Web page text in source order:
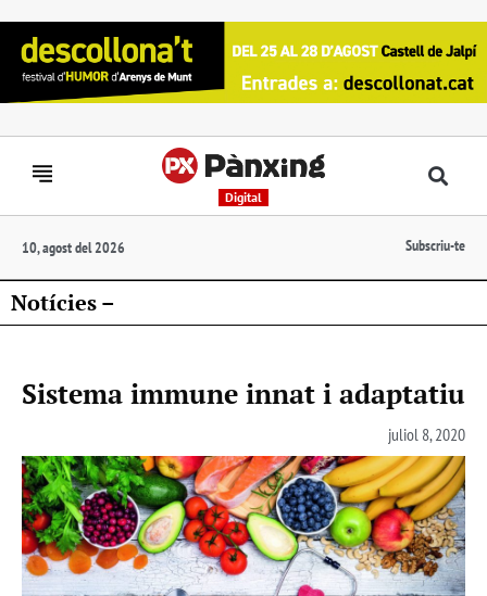
Digital
10, agost del 2026 Subscriu-te
Notícies –
Sistema immune innat i adaptatiu
juliol 8, 2020